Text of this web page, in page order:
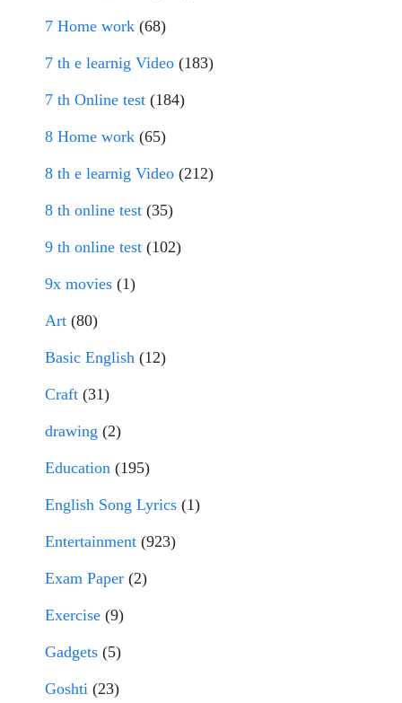
7 Home work (68)
7 th e learnig Video (183)
7 th Online test (184)
8 Home work (65)
8 th e learnig Video (212)
8 th online test (35)
9 th online test (102)
9x movies (1)
Art (80)
Basic English (12)
Craft (31)
drawing (2)
Education (195)
English Song Lyrics (1)
Entertainment (923)
Exam Paper (2)
Exercise (9)
Gadgets (5)
Goshti (23)